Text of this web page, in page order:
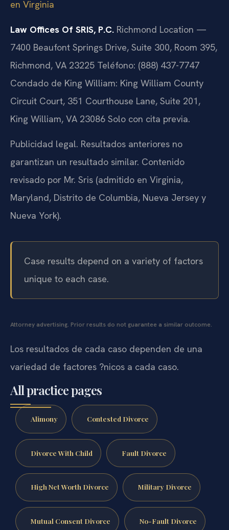
en Virginia
Law Offices Of SRIS, P.C. Richmond Location —
7400 Beaufont Springs Drive, Suite 300, Room 395,
Richmond, VA 23225 Teléfono: (888) 437-7747
Condado de King William: King William County
Circuit Court, 351 Courthouse Lane, Suite 201,
King William, VA 23086 Solo con cita previa.
Publicidad legal. Resultados anteriores no
garantizan un resultado similar. Contenido
revisado por Mr. Sris (admitido en Virginia,
Maryland, Distrito de Columbia, Nueva Jersey y
Nueva York).
Case results depend on a variety of factors
unique to each case.
Attorney advertising. Prior results do not guarantee a similar outcome.
Los resultados de cada caso dependen de una
variedad de factores ?nicos a cada caso.
All practice pages
Alimony Contested Divorce
Divorce With Child Fault Divorce
High Net Worth Divorce Military Divorce
Mutual Consent Divorce No-Fault Divorce